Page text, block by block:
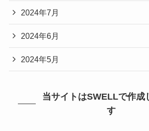
2024年7月
2024年6月
2024年5月
当サイトはSWELLで作成
す